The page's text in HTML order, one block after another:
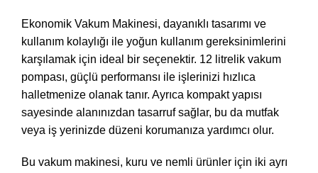
Ekonomik Vakum Makinesi, dayanıklı tasarımı ve
kullanım kolaylığı ile yoğun kullanım gereksinimlerini
karşılamak için ideal bir seçenektir. 12 litrelik vakum
pompası, güçlü performansı ile işlerinizi hızlıca
halletmenize olanak tanır. Ayrıca kompakt yapısı
sayesinde alanınızdan tasarruf sağlar, bu da mutfak
veya iş yerinizde düzeni korumanıza yardımcı olur.
Bu vakum makinesi, kuru ve nemli ürünler için iki ayrı